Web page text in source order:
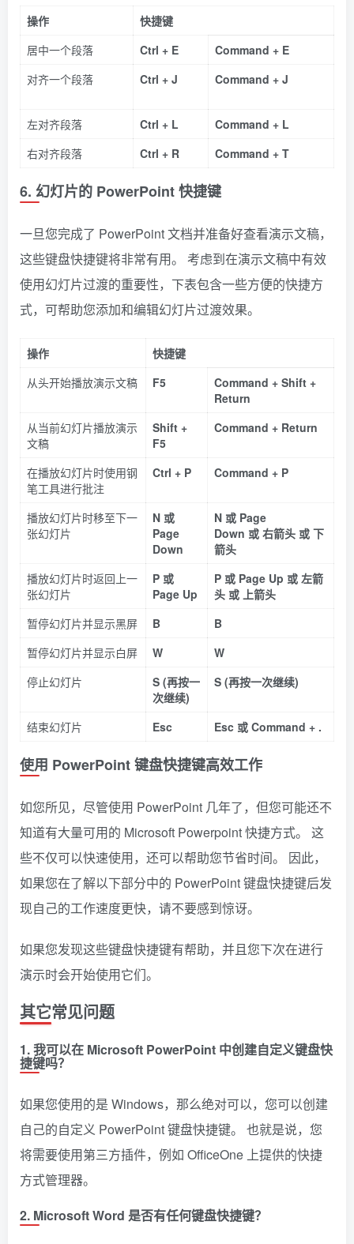
操作
快捷键
居中一个段落
Ctrl + E
Command + E
对齐一个段落
Ctrl + J Command + J
左对齐段落 Ctrl + L
Command + L
右对齐段落
Ctrl + R Command + T
6. 幻灯片的 PowerPoint 快捷键
一旦您完成了 PowerPoint 文档并准备好查看演示文稿，
这些键盘快捷键将非常有用。 考虑到在演示文稿中有效
使用幻灯片过渡的重要性，下表包含一些方便的快捷方
式，可帮助您添加和编辑幻灯片过渡效果。
操作
快捷键
从头开始播放演示文稿
F5
Command + Shift +
Return
从当前幻灯片播放演示
文稿
Shift +
F5
Command + Return
在播放幻灯片时使用钢
笔工具进行批注
Ctrl + P Command + P
播放幻灯片时移至下一
张幻灯片
N 或
Page
Down
N 或 Page
Down 或 右箭头 或 下
箭头
播放幻灯片时返回上一
张幻灯片
P 或
Page Up
P 或 Page Up 或 左箭
头 或 上箭头
暂停幻灯片并显示黑屏
B
B
暂停幻灯片并显示白屏
W
W
停止幻灯片
S (再按一
次继续)
S (再按一次继续)
结束幻灯片 Esc Esc 或 Command + .
使用 PowerPoint 键盘快捷键高效工作
如您所见，尽管使用 PowerPoint 几年了，但您可能还不
知道有大量可用的 Microsoft Powerpoint 快捷方式。 这
些不仅可以快速使用，还可以帮助您节省时间。 因此，
如果您在了解以下部分中的 PowerPoint 键盘快捷键后发
现自己的工作速度更快，请不要感到惊讶。
如果您发现这些键盘快捷键有帮助，并且您下次在进行
演示时会开始使用它们。
其它常见问题
1. 我可以在 Microsoft PowerPoint 中创建自定义键盘快
捷键吗？
如果您使用的是 Windows，那么绝对可以，您可以创建
自己的自定义 PowerPoint 键盘快捷键。 也就是说，您
将需要使用第三方插件，例如 OfficeOne 上提供的快捷
方式管理器。
2. Microsoft Word 是否有任何键盘快捷键？